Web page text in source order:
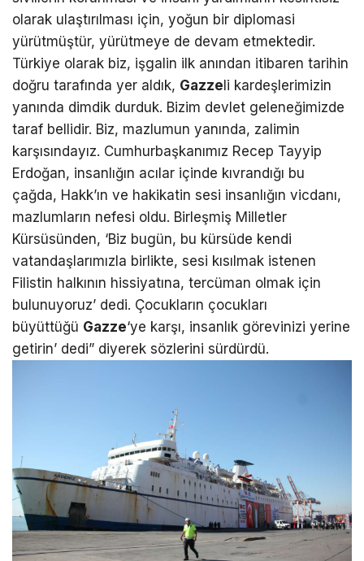
olarak ulaştırılması için, yoğun bir diplomasi
yürütmüştür, yürütmeye de devam etmektedir.
Türkiye olarak biz, işgalin ilk anından itibaren tarihin
doğru tarafında yer aldık, Gazze li kardeşlerimizin
yanında dimdik durduk. Bizim devlet geleneğimizde
taraf bellidir. Biz, mazlumun yanında, zalimin
karşısındayız. Cumhurbaşkanımız Recep Tayyip
Erdoğan, insanlığın acılar içinde kıvrandığı bu
çağda, Hakk’ın ve hakikatin sesi insanlığın vicdanı,
mazlumların nefesi oldu. Birleşmiş Milletler
Kürsüsünden, ‘Biz bugün, bu kürsüde kendi
vatandaşlarımızla birlikte, sesi kısılmak istenen
Filistin halkının hissiyatına, tercüman olmak için
bulunuyoruz’ dedi. Çocukların çocukları
büyüttüğü Gazze‘ye karşı, insanlık görevinizi yerine
getirin’ dedi” diyerek sözlerini sürdürdü.